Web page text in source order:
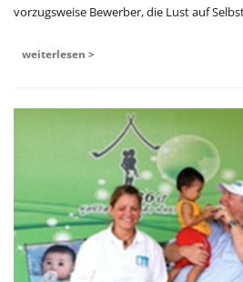
vorzugsweise Bewerber, die Lust auf
weiterlesen >